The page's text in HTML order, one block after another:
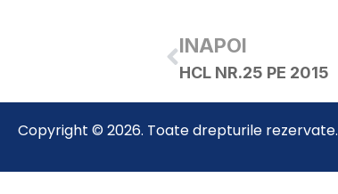
INAPOI
HCL NR.25 PE 2015
Copyright © 2026. Toate drepturile rezervate.